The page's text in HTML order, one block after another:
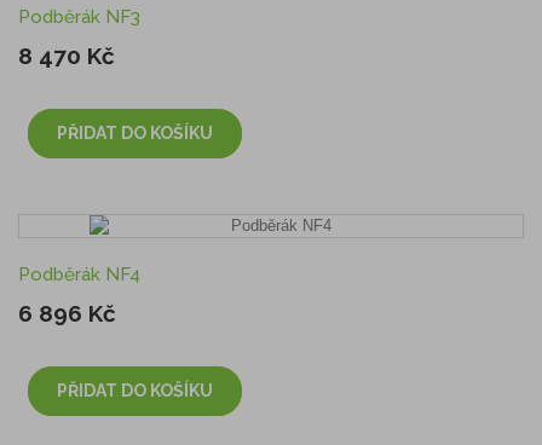
Podběrák NF3
8 470 Kč
PŘIDAT DO KOŠÍKU
Podběrák NF4
6 896 Kč
PŘIDAT DO KOŠÍKU